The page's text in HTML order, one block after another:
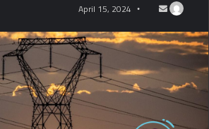
n
a
n
April 15, 2024